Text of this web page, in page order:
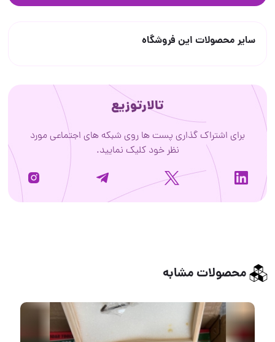
سایر محصولات این فروشگاه
تالارتوزیع
برای اشتراک گذاری پست ها روی شبکه های اجتماعی مورد
نظر خود کلیک نمایید.
محصولات مشابه